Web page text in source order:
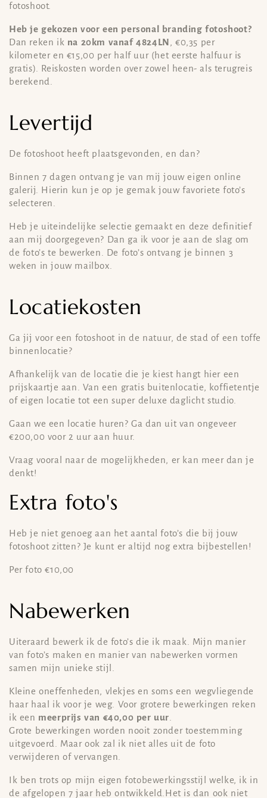
fotoshoot.
Heb je gekozen voor een personal branding fotoshoot?
Dan reken ik na 20km vanaf 4824LN , €0,35 per
kilometer en €15,00 per half uur (het eerste halfuur is
gratis). Reiskosten worden over zowel heen- als terugreis
berekend.
Levertijd
De fotoshoot heeft plaatsgevonden, en dan?
Binnen 7 dagen ontvang je van mij jouw eigen online
galerij. Hierin kun je op je gemak jouw favoriete foto’s
selecteren.
Heb je uiteindelijke selectie gemaakt en deze definitief
aan mij doorgegeven? Dan ga ik voor je aan de slag om
de foto’s te bewerken. De foto’s ontvang je binnen 3
weken in jouw mailbox.
Locatiekosten
Ga jij voor een fotoshoot in de natuur, de stad of een toffe
binnenlocatie?
Afhankelijk van de locatie die je kiest hangt hier een
prijskaartje aan. Van een gratis buitenlocatie, koffietentje
of eigen locatie tot een super deluxe daglicht studio.
Gaan we een locatie huren? Ga dan uit van ongeveer
€200,00 voor 2 uur aan huur.
Vraag vooral naar de mogelijkheden, er kan meer dan je
denkt!
Extra foto's
Heb je niet genoeg aan het aantal foto’s die bij jouw
fotoshoot zitten? Je kunt er altijd nog extra bijbestellen!
Per foto €10,00
Nabewerken
Uiteraard bewerk ik de foto’s die ik maak. Mijn manier
van foto’s maken en manier van nabewerken vormen
samen mijn unieke stijl.
Kleine oneffenheden, vlekjes en soms een wegvliegende
haar haal ik voor je weg. Voor grotere bewerkingen reken
ik een meerprijs van €40,00 per uur
Grote bewerkingen worden nooit zonder toestemming
uitgevoerd. Maar ook zal ik niet alles uit de foto
verwijderen of vervangen.
Ik ben trots op mijn eigen fotobewerkingsstijl welke, ik in
de afgelopen 7 jaar heb ontwikkeld.Het is dan ook niet